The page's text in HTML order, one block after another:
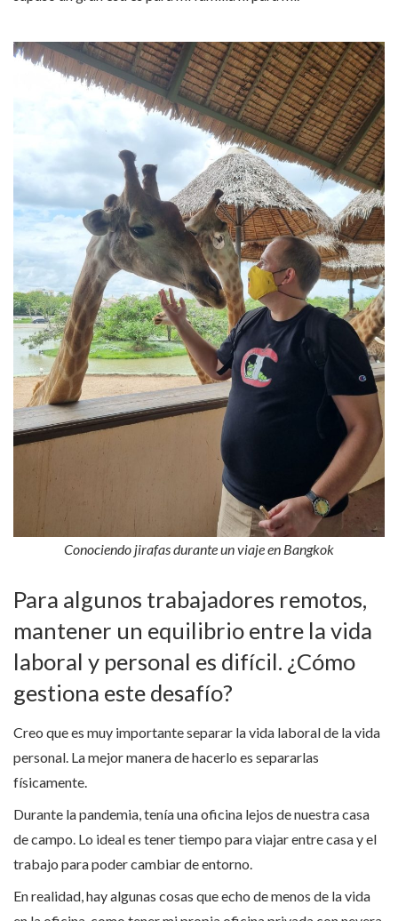
Conociendo jirafas durante un viaje en Bangkok
Para algunos trabajadores remotos,
mantener un equilibrio entre la vida
laboral y personal es difícil. ¿Cómo
gestiona este desafío?
Creo que es muy importante separar la vida laboral de la vida
personal. La mejor manera de hacerlo es separarlas
físicamente.
Durante la pandemia, tenía una oficina lejos de nuestra casa
de campo. Lo ideal es tener tiempo para viajar entre casa y el
trabajo para poder cambiar de entorno.
En realidad, hay algunas cosas que echo de menos de la vida